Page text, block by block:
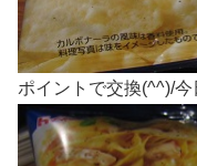
ポイントで交換(^^)/